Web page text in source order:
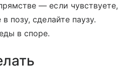
— если чувствуете,
позу, сделайте паузу.
в споре.